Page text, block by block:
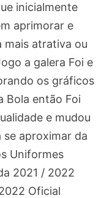
inicialmente
aprimorar e
mais atrativa ou
a galera Foi e
os gráficos
Bola então Foi
e mudou
aproximar da
Uniformes
2021 / 2022
Oficial